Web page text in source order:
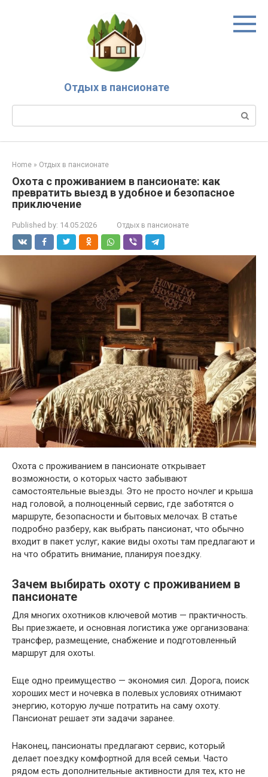
Отдых в пансионате
Search:
Home » Отдых в пансионате
Охота с проживанием в пансионате: как
превратить выезд в удобное и безопасное
приключение
Published by: 14.05.2026 Отдых в пансионате
Охота с проживанием в пансионате открывает
возможности, о которых часто забывают
самостоятельные выезды. Это не просто ночлег и крыша
над головой, а полноценный сервис, где заботятся о
маршруте, безопасности и бытовых мелочах. В статье
подробно разберу, как выбрать пансионат, что обычно
входит в пакет услуг, какие виды охоты там предлагают и
на что обратить внимание, планируя поездку.
Зачем выбирать охоту с проживанием в
пансионате
Для многих охотников ключевой мотив — практичность.
Вы приезжаете, и основная логистика уже организована:
трансфер, размещение, снабжение и подготовленный
маршрут для охоты.
Еще одно преимущество — экономия сил. Дорога, поиск
хороших мест и ночевка в полевых условиях отнимают
энергию, которую лучше потратить на саму охоту.
Пансионат решает эти задачи заранее.
Наконец, пансионаты предлагают сервис, который
делает поездку комфортной для всей семьи. Часто
рядом есть дополнительные активности для тех, кто не